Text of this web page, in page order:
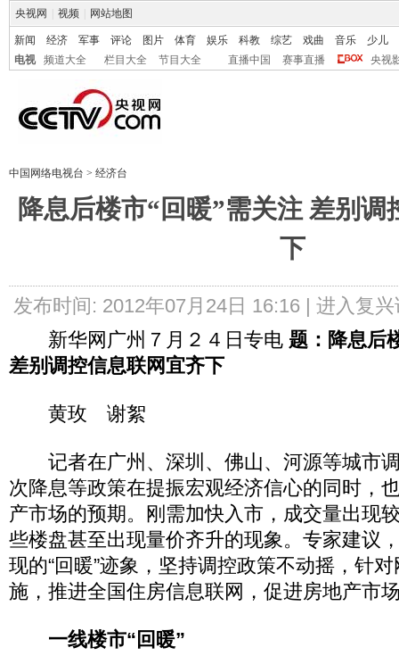
央视网 视频 网站地图
新闻 经济 军事 评论 图片 体育 娱乐 科教 综艺 戏曲 音乐
少儿
电视
频道大全 栏目大全 节目大全 直播中国 赛事直播 央视
中国网络电视台 > 经济台
降息后楼市“回暖”需关注 差别调
下
发布时间: 2012年07月24日 16:16 | 进入复兴
新华网广州７月２４日专电 题：降息
差别调控信息联网宜齐下
黄玫 谢絮
记者在广州、深圳、佛山、河源等城市
次降息等政策在提振宏观经济信心的同时，
产市场的预期。刚需加快入市，成交量出现
些楼盘甚至出现量价齐升的现象。专家建议
现的“回暖”迹象，坚持调控政策不动摇，针
施，推进全国住房信息联网，促进房地产市
一线楼市“回暖”